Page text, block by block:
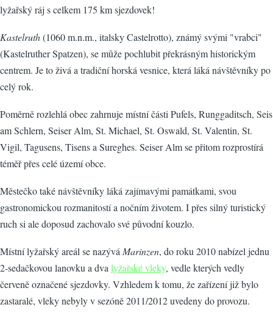
lyžařský ráj s celkem 175 km sjezdovek!
Kastelruth(1060 m.n.m., italsky Castelrotto), známý svými "vrabci"
(Kastelruther Spatzen), se může pochlubit překrásným historickým
centrem. Je to živá a tradiční horská vesnice, která láká návštěvníky po
celý rok.
Poměrně rozlehlá obec zahrnuje místní části Pufels, Runggaditsch, Seis
am Schlern, Seiser Alm, St. Michael, St. Oswald, St. Valentin, St.
Vigil, Tagusens, Tisens a Sureghes. Seiser Alm se přitom rozprostírá
téměř přes celé území obce.
Městečko také návštěvníky láká zajímavými památkami, svou
gastronomickou rozmanitostí a nočním životem. I přes silný turistický
ruch si ale doposud zachovalo své původní kouzlo.
Místní lyžařský areál se nazývá Marinzen, do roku 2010 nabízel jednu
2-sedačkovou lanovku a dva lyžařské vleky, vedle kterých vedly
červeně označené sjezdovky. Vzhledem k tomu, že zařízení již bylo
zastaralé, vleky nebyly v sezóně 2011/2012 uvedeny do provozu.